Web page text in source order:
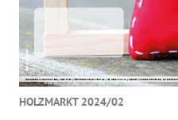
HOLZMARKT 2024/02